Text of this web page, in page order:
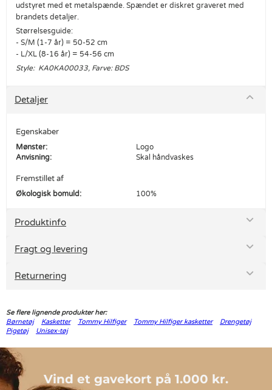
udstyret med et metalspænde. Spændet er diskret graveret med
brandets detaljer.
Størrelsesguide:
- S/M (1-7 år) = 50-52 cm
- L/XL (8-16 år) = 54-56 cm
Style: KA0KA00033, Farve: BDS
Detaljer
Egenskaber
Mønster:
Logo
Anvisning:
Skal håndvaskes
Fremstillet af
Økologisk bomuld: 100%
Produktinfo
Fragt og levering
Returnering
Se flere lignende produkter her:
Børnetøj
Kasketter Tommy Hilfiger Tommy Hilfiger kasketter
Drengetøj
Pigetøj
Unisex-tøj
Vind et gavekort på 1.000 kr.